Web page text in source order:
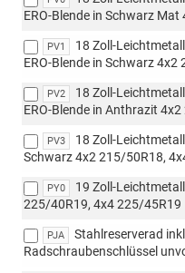
ERO-Blende in Schwarz
PV1
18 Zoll-
ERO-Blende in Schwarz
PV2
18 Zoll-
ERO-Blende in Anthrazit
PV3
18 Zoll-
Schwarz 4x2 215/50R18,
PY0
19 Zoll-
225/40R19, 4x4 225/45R19
PJA
Stahlreserverad
Radschraubenschlüssel